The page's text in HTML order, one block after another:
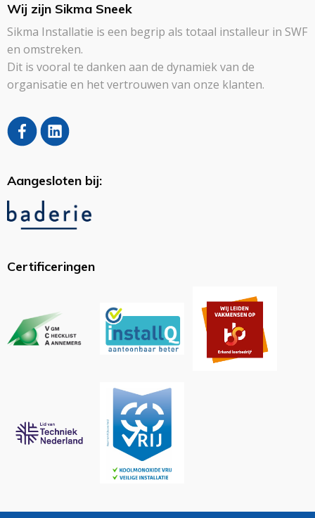
Wij zijn Sikma Sneek
Sikma Installatie is een begrip als totaal installeur in SWF
en omstreken.
Dit is vooral te danken aan de dynamiek van de
organisatie en het vertrouwen van onze klanten.
Aangesloten bij:
Certificeringen